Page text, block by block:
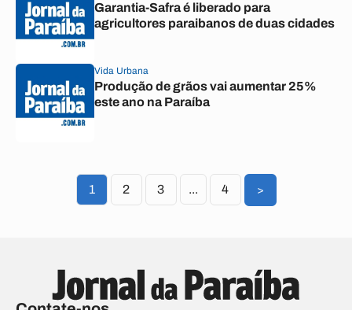
Garantia-Safra é liberado para
agricultores paraibanos de duas cidades
Vida Urbana
Produção de grãos vai aumentar 25%
este ano na Paraíba
1 2 3 ... 4 >